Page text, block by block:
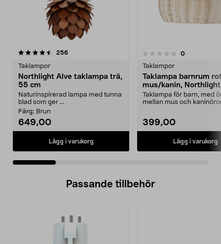
256recensioner
Taklampor
Northlight Alve taklampa trä,
55 cm
Naturinspirerad lampa med tunna
blad som ger ...
Färg: Brun
649,00
Lägg i varukorg
0.0 av 5 stjärnor 0recensioner
Taklampor
Taklampa barnrum
mus/kanin, Northlight
Taklampa för barn, med
mellan mus och
399,00
Lägg i varukorg
4.5 av 5 stjärnor
Passande tillbehör